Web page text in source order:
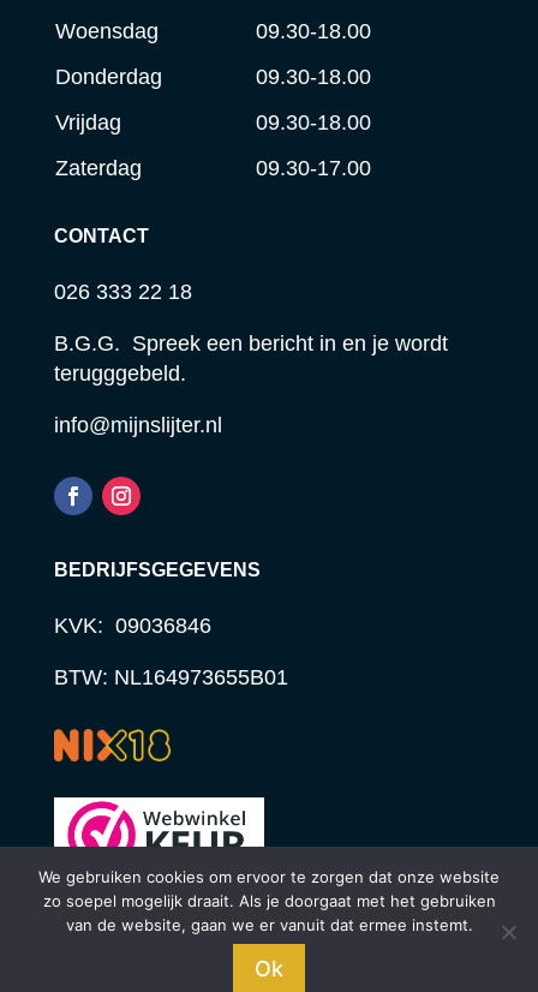
Woensdag
09.30-18.00
Donderdag
09.30-18.00
Vrijdag
09.30-18.00
Zaterdag
09.30-17.00
CONTACT
026 333 22 18
B.G.G. Spreek een bericht in en je wordt
terugggebeld.
info@mijnslijter.nl
BEDRIJFSGEGEVENS
KVK: 09036846
BTW: NL164973655B01
© STUDIO STERCK | WEBDESIGN 2024
We gebruiken cookies om ervoor te zorgen dat onze website
zo soepel mogelijk draait. Als je doorgaat met het gebruiken
van de website, gaan we er vanuit dat ermee instemt.
Ok